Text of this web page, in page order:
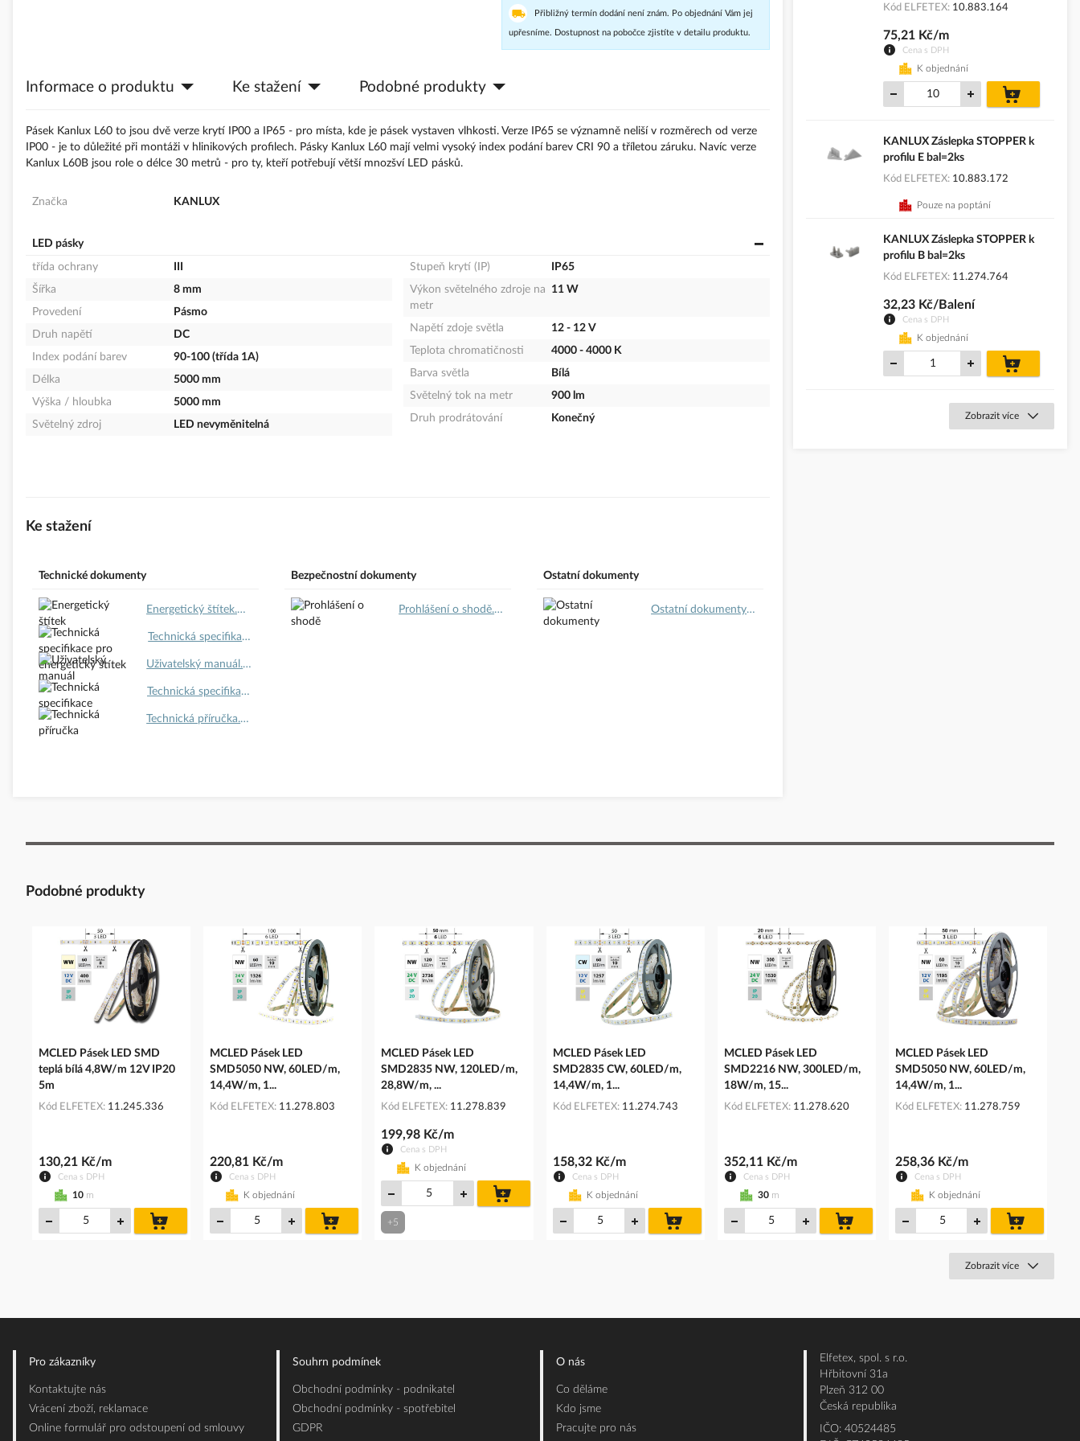
Přibližný termín dodání není znám. Po objednání Vám jej
upřesníme. Dostupnost na pobočce zjistíte v detailu produktu.
Informace o produktu Ke stažení Podobné produkty
Pásek Kanlux L60 to jsou dvě verze krytí IP00 a IP65 - pro místa, kde je pásek vystaven vlhkosti. Verze IP65 se významně neliší v rozměrech od verze
IP00 - je to důležité při montáži v hlinikových profilech. Pásky Kanlux L60 mají velmi vysoký index podání barev CRI 90 a tříletou záruku. Navíc verze
Kanlux L60B jsou role o délce 30 metrů - pro ty, kteří potřebují větší mnozšví LED pásků.
Značka KANLUX
LED pásky
třída ochrany
Šířka
8 mm
Provedení
Pásmo
Druh napětí
DC
Index podání barev
90-100 (třída 1A)
Délka
5000 mm
Výška / hloubka
5000 mm
Světelný zdroj
LED nevyměnitelná
Stupeň krytí (IP)
IP65
Výkon světelného zdroje na
metr
11 W
Napětí zdoje světla
12 - 12 V
Teplota chromatičnosti
4000 - 4000 K
Barva světla
Bílá
Světelný tok na metr
900 lm
Druh prodrátování
Konečný
Ke stažení
Technické dokumenty
Energetický štítek.pdf
Technická specifikace pro energetický štítek.pdf
Uživatelský manuál.pdf
Technická specifikace.pdf
Technická příručka.pdf
Bezpečnostní dokumenty
Prohlášení o shodě.pdf
Ostatní dokumenty
Ostatní dokumenty.pdf
Kód ELFETEX 10.883.164
Cena s DPH
75,21 Kč/m
K objednání
košíku
KANLUX Záslepka STOPPER k
profilu E bal=2ks
Kód ELFETEX 10.883.172
Pouze na poptání
KANLUX Záslepka STOPPER k
profilu B bal=2ks
Kód ELFETEX 11.274.764
Cena s DPH
32,23 Kč/Balení
K objednání
košíku
Zobrazit více
Podobné produkty
MCLED Pásek LED SMD
teplá bílá 4,8W/m 12V IP20
5m
Kód ELFETEX 11.245.336
Cena s DPH
130,21 Kč/m
10 m
košíku
MCLED Pásek LED
SMD5050 NW, 60LED/m,
14,4W/m, 1...
Kód ELFETEX 11.278.803
Cena s DPH
220,81 Kč/m
K objednání
košíku
MCLED Pásek LED
SMD2835 NW, 120LED/m,
28,8W/m, ...
Kód ELFETEX 11.278.839
Cena s DPH
199,98 Kč/m
K objednání
košíku
+5
MCLED Pásek LED
SMD2835 CW, 60LED/m,
14,4W/m, 1...
Kód ELFETEX 11.274.743
Cena s DPH
158,32 Kč/m
K objednání
košíku
MCLED Pásek LED
SMD2216 NW, 300LED/m,
18W/m, 15...
Kód ELFETEX 11.278.620
Cena s DPH
352,11 Kč/m
30 m
košíku
MCLED Pásek LED
SMD5050 NW, 60LED/m,
14,4W/m, 1...
Kód ELFETEX 11.278.759
Cena s DPH
258,36 Kč/m
K objednání
košíku
Zobrazit více
Pro zákazníky
Kontaktujte nás
Vrácení zboží, reklamace
Online formulář pro odstoupení od smlouvy
Souhrn podmínek
Obchodní podmínky - podnikatel
Obchodní podmínky - spotřebitel
GDPR
O nás
Co děláme
Kdo jsme
Pracujte pro nás
Elfetex, spol. s r.o.
Hřbitovní 31a
Plzeň 312 00
Česká republika
IČO: 40524485